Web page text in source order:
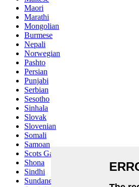
Maori
Marathi
Mongolian
Burmese
Nepali
Norwegian
Pashto
Persian
Punjabi
Serbian
Sesotho
Sinhala
Slovak
Slovenian
Somali
Samoan
Scots Gaelic
Shona
Sindhi
Sundanese